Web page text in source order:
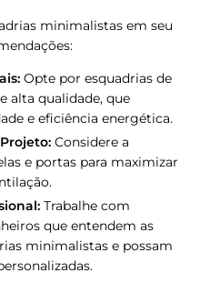
minimalistas em seu
Opte por esquadrias de
alta qualidade, que
e eficiência energética.
Considere a
e portas para maximizar
Trabalhe com
que entendem as
minimalistas e possam